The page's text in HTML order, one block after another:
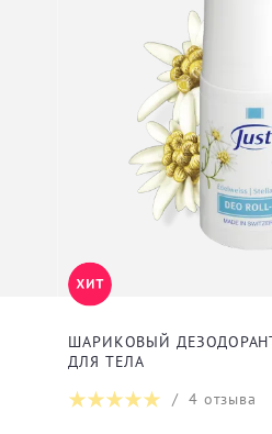
ШАРИКОВЫЙ
ДЛЯ ТЕЛА
/4 отзыва